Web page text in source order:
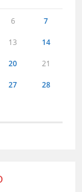
6 7
13 14
20 21
27 28